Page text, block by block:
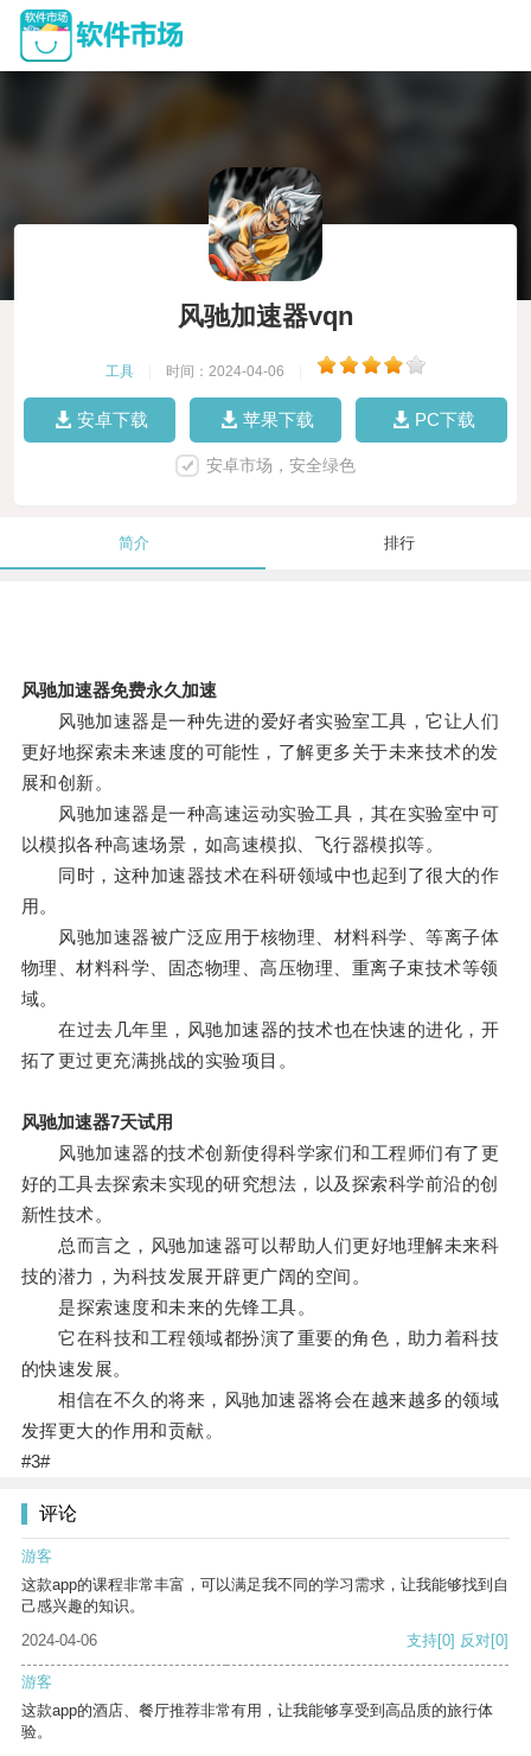
风驰加速器vqn
工具 时间：2024-04-06
安卓下载 苹果下载 PC下载
安卓市场，安全绿色
简介 排行
风驰加速器免费永久加速
风驰加速器是一种先进的爱好者实验室工具，它让人们
更好地探索未来速度的可能性，了解更多关于未来技术的发
展和创新。
风驰加速器是一种高速运动实验工具，其在实验室中可
以模拟各种高速场景，如高速模拟、飞行器模拟等。
同时，这种加速器技术在科研领域中也起到了很大的作
用。
风驰加速器被广泛应用于核物理、材料科学、等离子体
物理、材料科学、固态物理、高压物理、重离子束技术等领
域。
在过去几年里，风驰加速器的技术也在快速的进化，开
拓了更过更充满挑战的实验项目。
风驰加速器7天试用
风驰加速器的技术创新使得科学家们和工程师们有了更
好的工具去探索未实现的研究想法，以及探索科学前沿的创
新性技术。
总而言之，风驰加速器可以帮助人们更好地理解未来科
技的潜力，为科技发展开辟更广阔的空间。
是探索速度和未来的先锋工具。
它在科技和工程领域都扮演了重要的角色，助力着科技
的快速发展。
相信在不久的将来，风驰加速器将会在越来越多的领域
发挥更大的作用和贡献。
#3#
评论
游客
这款app的课程非常丰富，可以满足我不同的学习需求，让我能够找到自
己感兴趣的知识。
2024-04-06
支持[0] 反对[0]
游客
这款app的酒店、餐厅推荐非常有用，让我能够享受到高品质的旅行体
验。